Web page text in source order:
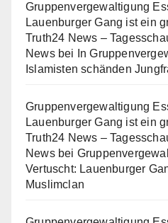
Gruppenvergewaltigung
Lauenburger Gang ist ein
Truth24 News –
Newsbei
In
Islamisten schänden
Gruppenvergewaltigung
Lauenburger Gang ist ein
Truth24 News –
Newsbei
Vertuscht: Lauenburger
Muslimclan